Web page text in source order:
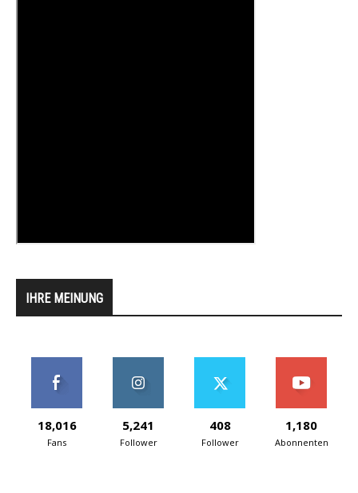
IHRE MEINUNG
18,016
Fans
5,241
Follower
408
Follower
1,180
Abonnenten